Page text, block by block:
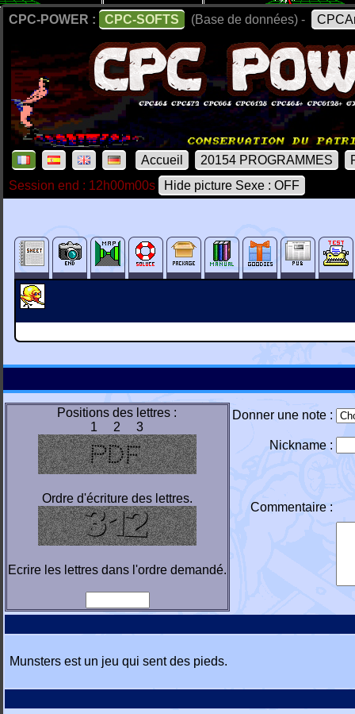
CPC-POWER : CPC-SOFTS (Base de données) -
Accueil 20154 PROGRAMMES
Session end : 12h00m00s
Hide picture Sexe : OFF
Positions des lettres :
1 2 3
Ordre d'écriture des lettres.
Ecrire les lettres dans l'ordre demandé.
Donner une note :
Nickname :
Commentaire :
Munsters est un jeu qui sent des pieds.